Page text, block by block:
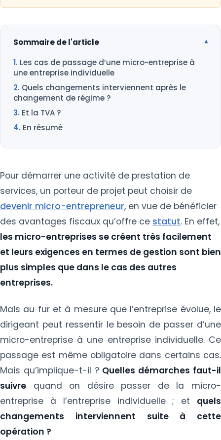
Sommaire de l'article
Les cas de passage d’une micro-entreprise à
une entreprise individuelle
Quels changements interviennent après le
changement de régime ?
Et la TVA ?
En résumé
Pour démarrer une activité de prestation de
services, un porteur de projet peut choisir de
devenir micro-entrepreneur, en vue de bénéficier
des avantages fiscaux qu’offre ce statut. En effet,
les micro-entreprises se créent très facilement
et leurs exigences en termes de gestion sont bien
plus simples que dans le cas des autres
entreprises.
Mais au fur et à mesure que l’entreprise évolue, le
dirigeant peut ressentir le besoin de passer d’une
micro-entreprise à une entreprise individuelle. Ce
passage est même obligatoire dans certains cas.
Mais qu’implique-t-il ? Quelles démarches faut-il
suivre quand on désire passer de la micro-
entreprise à l’entreprise individuelle ; et quels
changements interviennent suite à cette
opération ?